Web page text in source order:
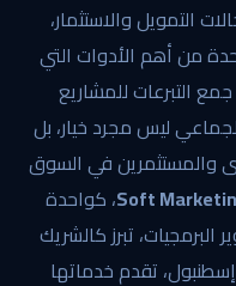
التمويل والاستثمار،
من أهم الأدوات التي
التبرعات للمشاريع
ليس مجرد خيار، بل
والمستثمرين في السوق
، كواحدة
تبرز كالشريك
تقدم خدماتها